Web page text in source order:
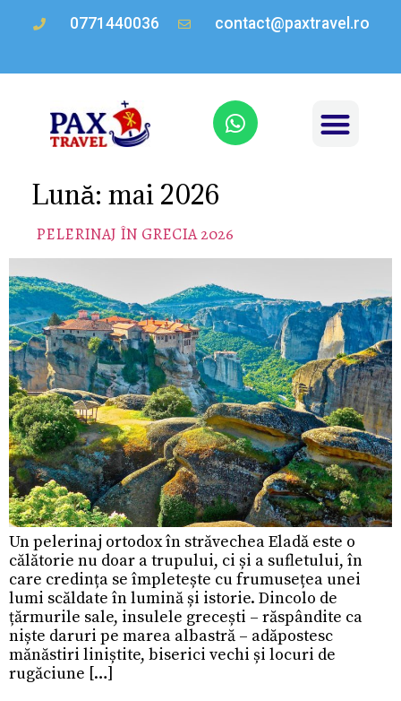
0771440036 contact@paxtravel.ro
Lună: mai 2026
PELERINAJ ÎN GRECIA 2026
Un pelerinaj ortodox în străvechea Eladă este o
călătorie nu doar a trupului, ci și a sufletului, în
care credința se împletește cu frumusețea unei
lumi scăldate în lumină și istorie. Dincolo de
țărmurile sale, insulele grecești – răspândite ca
niște daruri pe marea albastră – adăpostesc
mănăstiri liniștite, biserici vechi și locuri de
rugăciune […]